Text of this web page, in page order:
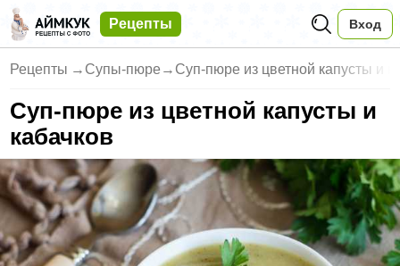
Рецепты Вход
Рецепты → Супы-пюре → Суп-пюре из цветной капусты и
Суп-пюре из цветной капусты и
кабачков